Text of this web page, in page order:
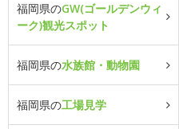
福岡県のGW(ゴールデンウィ
ーク)観光スポット
福岡県の水族館・動物園
福岡県の工場見学